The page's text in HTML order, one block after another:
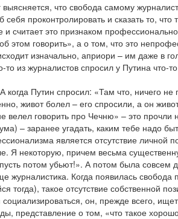
что свобода самому
себя проконтролировать и сказать то,
считает это признаком
этом говорить», а о том, что это
изначально, априори – им даже в
из журналистов спросил у Путина
когда Путин спросил: «Там что,
живот болел – его спросили, а он
велел говорить про Чечню» – это
– заранее угадать, каким тебе надо
является отсутствие личной
Я некоторую, причем весьма
потом убьют!». А потом была совсем
журналистика. Когда появилась свобода
такое отсутствие собственной
социализироваться, он, прежде всего,
представление о том, «что такое